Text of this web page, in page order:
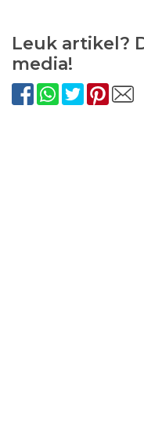
Leuk artikel?
media!